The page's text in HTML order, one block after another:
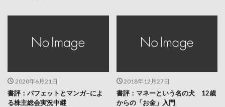
2020年6月21日
書評：バフェットとマンガ−によ
る株主総会実況中継
2018年12月27日
書評：マネーという名の犬 12歳
からの「お金」入門